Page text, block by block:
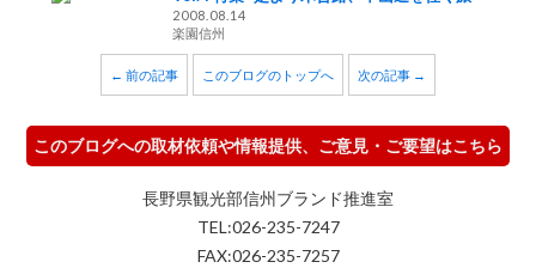
2008.08.14
楽園信州
← 前の記事 このブログのトップへ 次の記事 →
このブログへの取材依頼や情報提供、ご意見・ご要望はこちら
長野県観光部信州ブランド推進室
TEL:026-235-7247
FAX:026-235-7257